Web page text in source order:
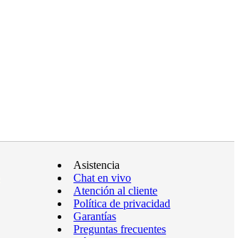
Asistencia
Chat en vivo
Atención al cliente
Política de privacidad
Garantías
Preguntas frecuentes